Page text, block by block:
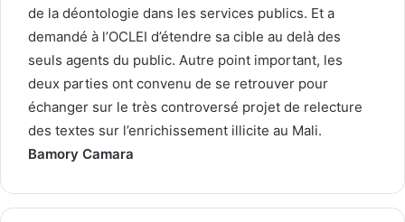
de la déontologie dans les services publics. Et a
demandé à l’OCLEI d’étendre sa cible au delà des
seuls agents du public. Autre point important, les
deux parties ont convenu de se retrouver pour
échanger sur le très controversé projet de relecture
des textes sur l’enrichissement illicite au Mali.
Bamory Camara